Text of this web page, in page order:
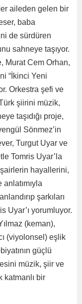
aileden gelen bir
baba
de sürdüren
sahneye taşıyor.
Murat Cem Orhan,
“İkinci Yeni
Orkestra şefi ve
şiirini müzik,
taşıdığı proje,
Sönmez’in
Turgut Uyar ve
Tomris Uyar’la
hayallerini,
şarkıları
Uyar’ı yorumluyor.
(keman),
(viyolonsel) eşlik
güçlü
müzik, şiir ve
katmanlı bir